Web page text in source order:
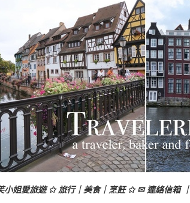
小姐愛旅遊 ✩ 旅行｜美食｜烹飪 ✩ ✉ 連絡信箱 ｜